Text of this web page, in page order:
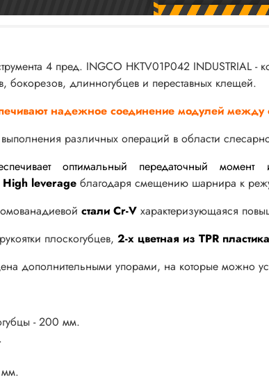
4 пред. INGCO HKTV01P042 INDUSTRIAL -
бокорезов, длинногубцев и переставных клещей.
надежное соединение модулей между
различных операций в области
оптимальный передаточный момент
High leverage благодаря смещению шарнира к
стали Cr-V характеризующаяся
рукоятки плоскогубцев, 2-х цветная из TPR пластика
дополнительными упорами, на которые можно
- 200 мм.
мм.